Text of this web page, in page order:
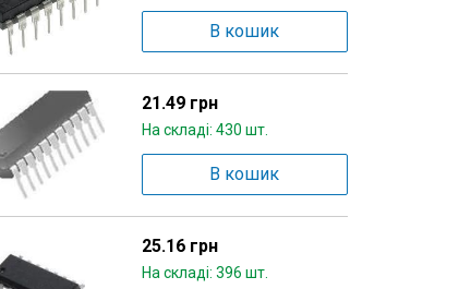
В кошик
21.49 грн
На складі: 430 шт.
В кошик
25.16 грн
На складі: 396 шт.